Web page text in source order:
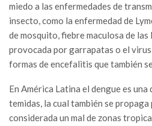
miedo a las enfermedades de
insecto, como la enfermedad de
de mosquito, fiebre maculosa de
provocada por garrapatas o el
formas de encefalitis que también
En América Latina el dengue es una
temidas, la cual también se
considerada un mal de zonas